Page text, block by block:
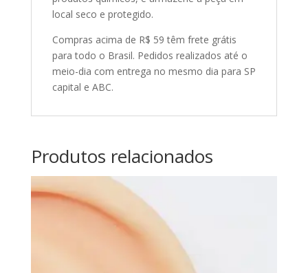
local seco e protegido.
Compras acima de R$ 59 têm frete grátis
para todo o Brasil. Pedidos realizados até o
meio-dia com entrega no mesmo dia para SP
capital e ABC.
Produtos relacionados